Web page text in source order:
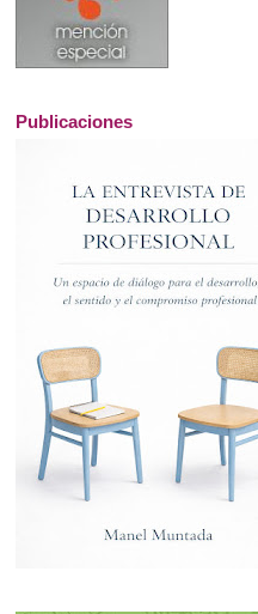
Publicaciones